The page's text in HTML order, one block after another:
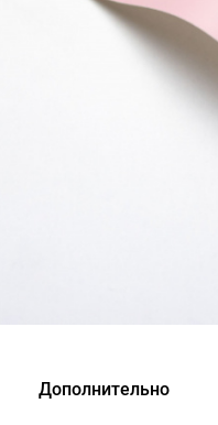
Дополнительно